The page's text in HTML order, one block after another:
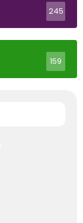
245
159